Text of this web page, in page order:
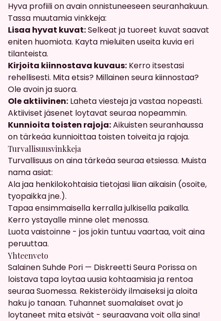
Hyva profiili on avain onnistuneeseen seuranhakuun.
Tassa muutamia vinkkeja:
Lisaa hyvat kuvat:Selkeat ja tuoreet kuvat saavat
eniten huomiota. Kayta mieluiten useita kuvia eri
tilanteista.
Kirjoita kiinnostava kuvaus: Kerro itsestasi
rehellisesti. Mita etsis? Millainen seura kiinnostaa?
Ole avoin ja suora.
Ole aktiivinen: Laheta viesteja ja vastaa nopeasti.
Aktiiviset jäsenet loytavat seuraa nopeammin.
Kunnioita toisten rajoja:Aikuisten seuranhaussa
on tärkeäa kunnioittaa toisten toiveita ja rajoja.
Turvallisuusvinkkeja
Turvallisuus on aina tärkeäa seuraa etsiessa. Muista
nama asiat:
Ala jaa henkilokohtaisia tietojasi liian aikaisin (osoite,
tyopaikka jne.).
Tapaa ensimmaisella kerralla julkisella paikalla.
Kerro ystayalle minne olet menossa.
Luota vaistoinne - jos jokin tuntuu vaartaa, voit aina
peruuttaa.
Yhteenveto
Salainen Suhde Pori — Diskreetti Seura Porissa on
loistava tapa loytaa uusia kohtaamisia ja rentoa
seuraa Suomessa. Rekisteröidy ilmaiseksi ja aloita
haku jo tanaan. Tuhannet suomalaiset ovat jo
loytaneet mita etsivät - seuraavana voit olla sina!